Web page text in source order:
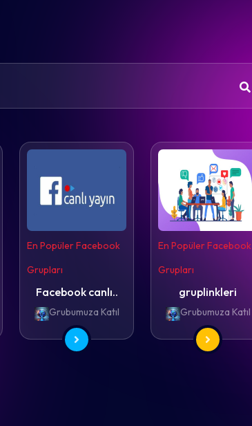
En Popüler Facebook
Grupları
Facebook canlı..
Grubumuza Katıl
En Popüler Facebook
Grupları
gruplinkleri
Grubumuza Katıl